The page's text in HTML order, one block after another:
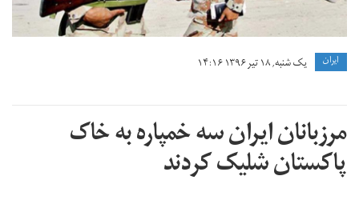
ايران یک شنبه, ۱۸ تیر ۱۳۹۶ ۱۴:۱۶
مرزبانان ایران سه خمپاره به خاک
پاکستان شلیک کردند